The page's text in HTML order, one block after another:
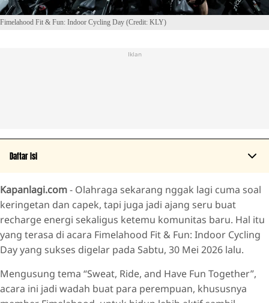
Fimelahood Fit & Fun: Indoor Cycling Day (Credit: KLY)
Iklan
Daftar Isi
Indoor Cycling yang Capeknya Puas, Serunya Dapat
Fimelahood Mau Jadi Ruang Aman dan Positif Buat
Perempuan
Kapanlagi.com- Olahraga sekarang nggak lagi cuma soal
keringetan dan capek, tapi juga jadi ajang seru buat
recharge energi sekaligus ketemu komunitas baru. Hal itu
yang terasa di acara Fimelahood Fit & Fun: Indoor Cycling
Day yang sukses digelar pada Sabtu, 30 Mei 2026 lalu.
Mengusung tema “Sweat, Ride, and Have Fun Together”,
acara ini jadi wadah buat para perempuan, khususnya